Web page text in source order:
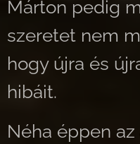
Márton pedig
szeretet nem
hogy újra és
hibáit.
Néha éppen